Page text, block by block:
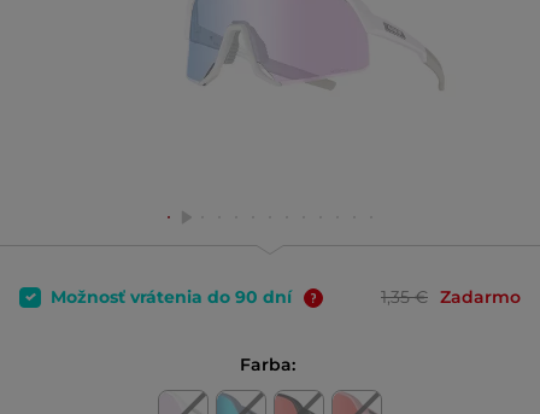
Možnosť vrátenia do 90 dní 1,35 € Zadarmo
Farba: